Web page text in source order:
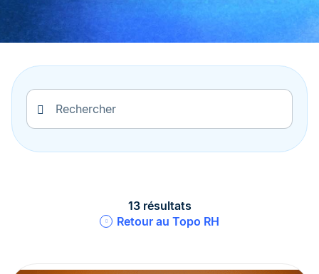
Retour au Topo RH
13 résultats